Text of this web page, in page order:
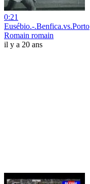
0:21
Eusébio.-.Benfica.vs.Porto
Romain romain
il y a 20 ans